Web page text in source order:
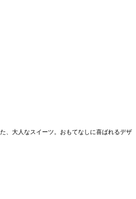
、大人なスイーツ。おもてなしに喜ばれるデザ